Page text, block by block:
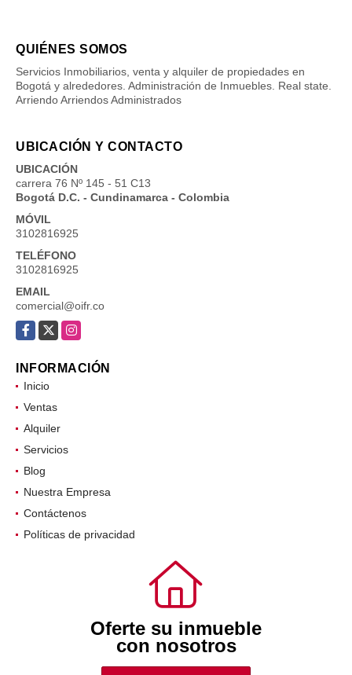
QUIÉNES SOMOS
Servicios Inmobiliarios, venta y alquiler de propiedades en
Bogotá y alrededores. Administración de Inmuebles. Real state.
Arriendo Arriendos Administrados
UBICACIÓN Y CONTACTO
UBICACIÓN
carrera 76 Nº 145 - 51 C13
Bogotá D.C. - Cundinamarca - Colombia
MÓVIL
3102816925
TELÉFONO
3102816925
EMAIL
comercial@oifr.co
INFORMACIÓN
Inicio
Ventas
Alquiler
Servicios
Blog
Nuestra Empresa
Contáctenos
Oferte su inmueble
con nosotros